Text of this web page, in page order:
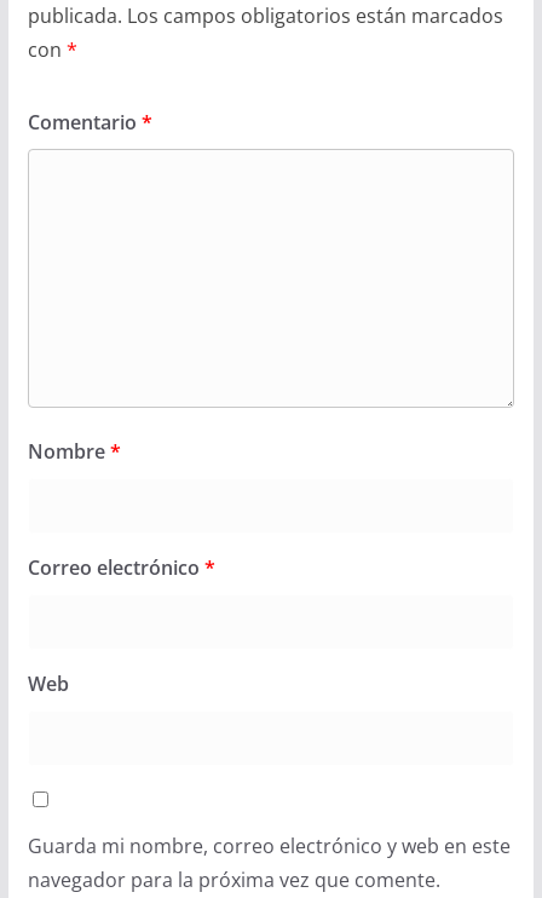
publicada. Los campos obligatorios están marcados
con *
Comentario *
Nombre*
Correo electrónico *
Web
Guarda mi nombre, correo electrónico y web en este
navegador para la próxima vez que comente.